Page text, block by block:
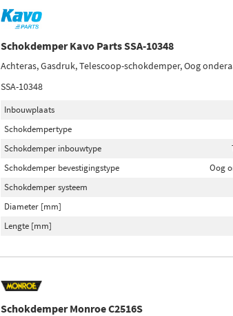
Schokdemper Kavo Parts SSA-10348
Achteras, Gasdruk, Telescoop-schokdemper, Oog
SSA-10348
Inbouwplaats
Schokdempertype
Schokdemper inbouwtype
Schokdemper bevestigingstype
Oog
Schokdemper systeem
Diameter [mm]
Lengte [mm]
Schokdemper Monroe C2516S